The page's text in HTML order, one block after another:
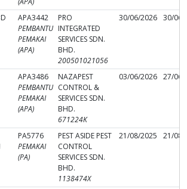
APA3442
PEMBANTU
PEMAKAI
(APA)
PRO
INTEGRATED
SERVICES SDN.
BHD.
200501021056
30/06/2026 30/06/
APA3486
PEMBANTU
PEMAKAI
(APA)
NAZAPEST
CONTROL &
SERVICES SDN.
BHD.
671224K
03/06/2026 27/06/
PA5776
PEMAKAI
(PA)
PEST ASIDE PEST
CONTROL
SERVICES SDN.
BHD.
1138474X
21/08/2025 21/08/